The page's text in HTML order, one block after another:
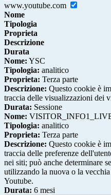
www.youtube.com
Nome
Tipologia
Proprieta
Descrizione
Durata
Nome: YSC
Tipologia: analitico
Proprieta: Terza parte
Descrizione: Questo cookie è
traccia delle visualizzazioni dei
Durata: Sessione
Nome:
Tipologia: analitico
Proprieta: Terza parte
Descrizione: Questo cookie è
traccia delle preferenze
nei siti; può anche determinare
utilizzando la nuova o la
Youtube.
Durata: 6 mesi